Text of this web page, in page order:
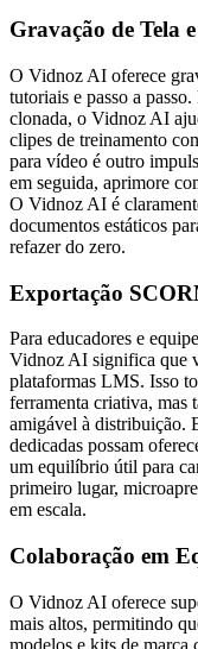
Gravação de Tela
O Vidnoz AI oferece
tutoriais e passo a
clonada, o Vidnoz AI
clipes de treinamento
para vídeo é outro
em seguida, aprimore
O Vidnoz AI é
documentos estáticos
refazer do zero.
Exportação
Para educadores e
Vidnoz AI significa que
plataformas LMS. Isso
ferramenta criativa, mas
amigável à distribuição.
dedicadas possam
um equilíbrio útil para
primeiro lugar,
em escala.
Colaboração em
O Vidnoz AI oferece
mais altos, permitindo
modelos e kits de marca